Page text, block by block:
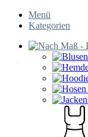
Menü
Kategorien